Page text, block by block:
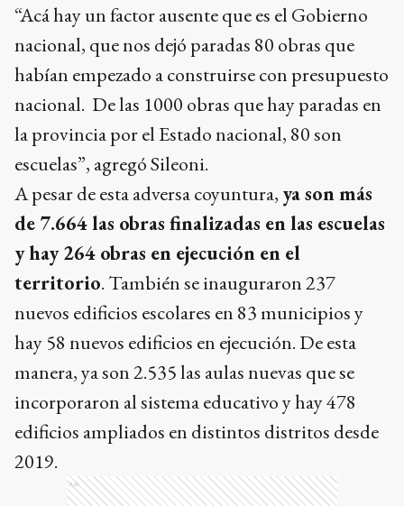
“Acá hay un factor ausente que es el Gobierno
nacional, que nos dejó paradas 80 obras que
habían empezado a construirse con presupuesto
nacional. De las 1000 obras que hay paradas en
la provincia por el Estado nacional, 80 son
escuelas”, agregó Sileoni.
A pesar de esta adversa coyuntura, ya son más
de 7.664 las obras finalizadas en las escuelas
y hay 264 obras en ejecución en el
territorio. También se inauguraron 237
nuevos edificios escolares en 83 municipios y
hay 58 nuevos edificios en ejecución. De esta
manera, ya son 2.535 las aulas nuevas que se
incorporaron al sistema educativo y hay 478
edificios ampliados en distintos distritos desde
2019.
Ads